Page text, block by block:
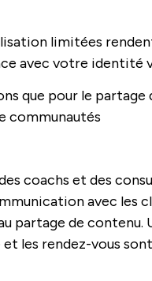
limitées
avec votre identité
que pour le partage
communautés
coachs et des
avec les
partage de contenu.
les rendez-vous